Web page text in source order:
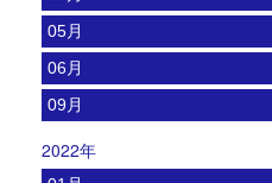
05月
06月
09月
2022年